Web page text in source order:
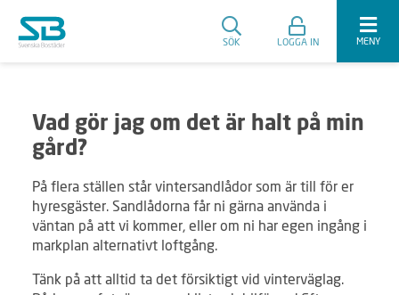
SÖK LOGGA IN MENY
Vad gör jag om det är halt på min
gård?
På flera ställen står vintersandlådor som är till för er
hyresgäster. Sandlådorna får ni gärna använda i
väntan på att vi kommer, eller om ni har egen ingång i
markplan alternativt loftgång.
Tänk på att alltid ta det försiktigt vid vinterväglag.